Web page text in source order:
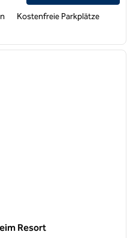
Kostenfreie Parkplätze
Resort